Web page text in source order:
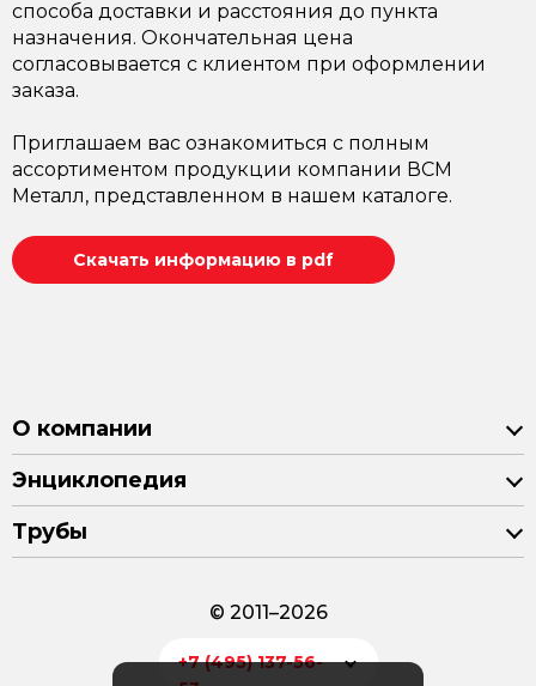
способа доставки и расстояния до пункта
назначения. Окончательная цена
согласовывается с клиентом при оформлении
заказа.
Приглашаем вас ознакомиться с полным
ассортиментом продукции компании ВСМ
Металл, представленном в нашем каталоге.
Скачать информацию в pdf
О компании
Энциклопедия
Трубы
© 2011–2026
+7 (495) 137-56-